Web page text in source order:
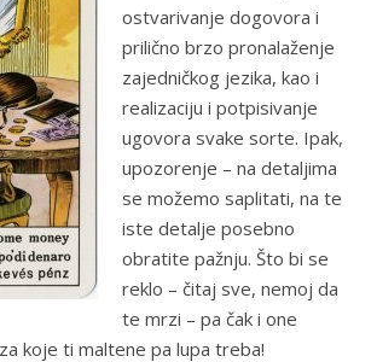
ostvarivanje dogovora i
prilično brzo pronalaženje
zajedničkog jezika, kao i
realizaciju i potpisivanje
ugovora svake sorte. Ipak,
upozorenje – na detaljima
se možemo saplitati, na te
iste detalje posebno
obratite pažnju. Što bi se
reklo – čitaj sve, nemoj da
te mrzi – pa čak i one
koje ti maltene pa lupa treba!